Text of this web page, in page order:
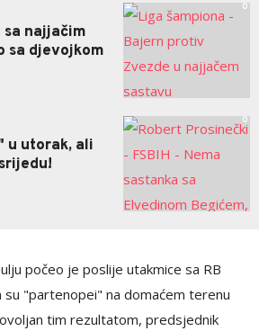
najjačim
sa djevojkom
0
u utorak, ali
0
počeo je poslije utakmice sa RB
su "partenopei" na domaćem terenu
tim rezultatom, predsjednik